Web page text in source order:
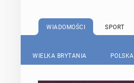
WIADOMOŚCI SPORT
WIELKA BRYTANIA POLSKA